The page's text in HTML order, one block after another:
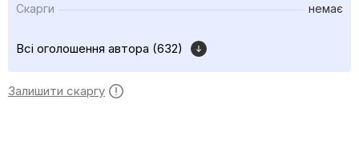
Скарги
немає
Всі оголошення автора (632)
Залишити скаргу